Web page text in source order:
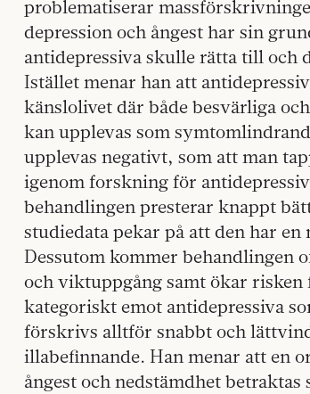
problematiserar
depression och ångest har sin
antidepressiva skulle rätta till och
Istället menar han att
känslolivet där både besvärliga
kan upplevas som
upplevas negativt, som att man
igenom forskning för
behandlingen presterar knappt
studiedata pekar på att den har
Dessutom kommer behandlingen
och viktuppgång samt ökar
kategoriskt emot antidepressiva
förskrivs alltför snabbt och
illabefinnande. Han menar att en
ångest och nedstämdhet